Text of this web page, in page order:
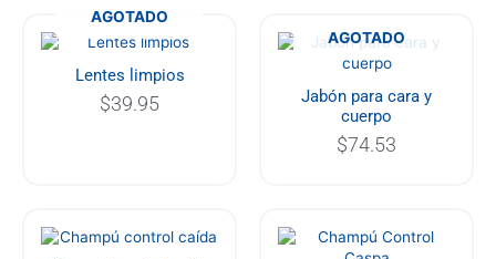
AGOTADO
Lentes limpios
$39.95
AGOTADO
Jabón para cara y
cuerpo
$74.53